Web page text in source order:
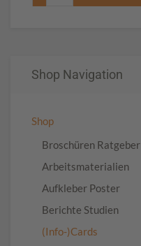
Shop Navigation
Shop
Broschüren Ratgeber
Arbeitsmaterialien
Aufkleber Poster
Berichte Studien
(Info-)Cards